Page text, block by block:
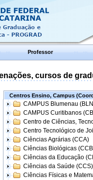
Professor
cursos de
Centros Ensino, Campus
CAMPUS Blumenau
CAMPUS Curitibanos
Centro de Ciências,
Centro Tecnológico de
Ciências Agrárias (CCA)
Ciências Biológicas
Ciências da Educação
Ciências da Saúde (CCS)
Ciências Físicas e